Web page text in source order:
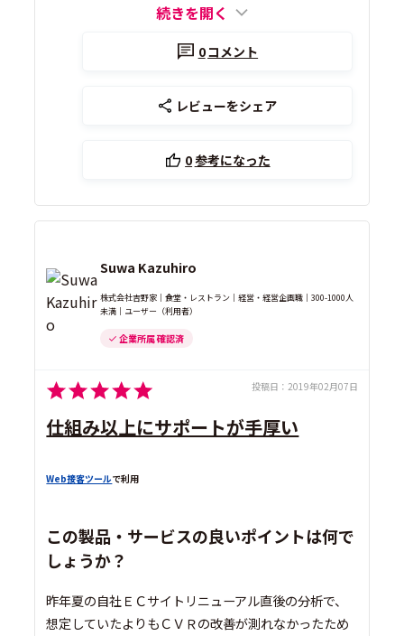
続きを開く
0コメント
レビューをシェア
0参考になった
Suwa Kazuhiro
株式会社吉野家｜食堂・レストラン｜経営・経営企画職｜300-1000人
未満｜ユーザー（利用者）
企業所属 確認済
投稿日： 2019年02月07日
仕組み以上にサポートが手厚い
Web接客ツールで利用
この製品・サービスの良いポイントは何で
しょうか？
昨年夏の自社ＥＣサイトリニューアル直後の分析で、
想定していたよりもＣＶＲの改善が測れなかったため